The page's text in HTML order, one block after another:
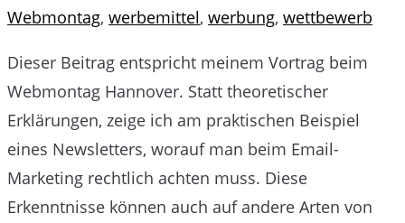
Webmontag, werbemittel, werbung, wettbewerb
Dieser Beitrag entspricht meinem Vortrag beim
Webmontag Hannover. Statt theoretischer
Erklärungen, zeige ich am praktischen Beispiel
eines Newsletters, worauf man beim Email-
Marketing rechtlich achten muss. Diese
Erkenntnisse können auch auf andere Arten von